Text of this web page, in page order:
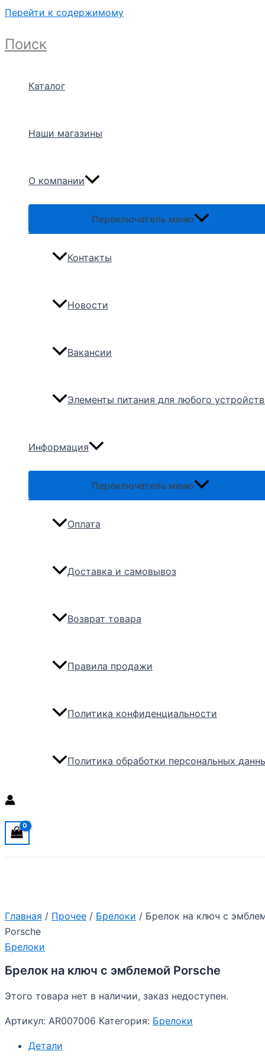
Перейти к содержимому
Поиск
Каталог
Наши магазины
О компании
Переключатель меню
Контакты
Новости
Вакансии
Элементы питания для любого
Информация
Переключатель меню
Оплата
Доставка и самовывоз
Возврат товара
Правила продажи
Политика конфиденциальности
Политика обработки персональных
Главная / Прочее / Брелоки / Брелок на ключ с
Porsche
Брелоки
Брелок на ключ с эмблемой Porsche
Этого товара нет в наличии, заказ недоступен.
Артикул: AR007006 Категория: Брелоки
Детали